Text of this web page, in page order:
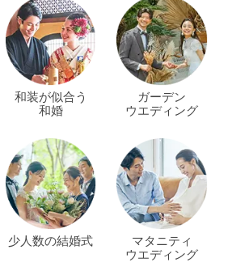
和装が似合う
和婚
ガーデン
ウエディング
少人数の結婚式
マタニティ
ウエディング